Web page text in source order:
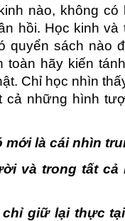
nào, không
hồi. Học kinh và
quyển sách nào
toàn hãy kiến
Chỉ học nhìn
cả những hình
mới là cái nhìn
và trong tất cả
giữ lại thực